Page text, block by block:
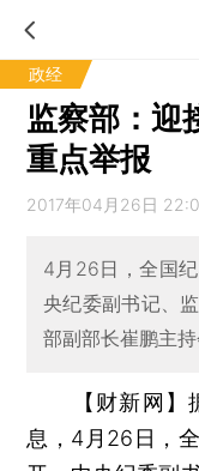
政经
监察部：迎
重点举报
2017年04月26日
4月26日，全国
央纪委副书记、
部副部长崔鹏主
【财新网】
息，4月26日，